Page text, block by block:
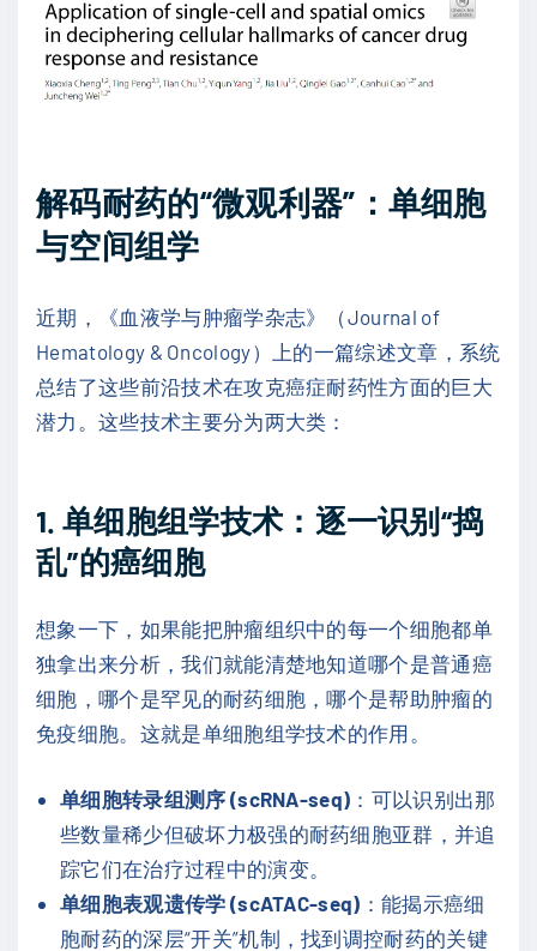
解码耐药的“微观利器”：单细胞
与空间组学
近期，《血液学与肿瘤学杂志》（Journal of
Hematology & Oncology）上的一篇综述文章，系统
总结了这些前沿技术在攻克癌症耐药性方面的巨大
潜力。这些技术主要分为两大类：
1. 单细胞组学技术：逐一识别“捣
乱”的癌细胞
想象一下，如果能把肿瘤组织中的每一个细胞都单
独拿出来分析，我们就能清楚地知道哪个是普通癌
细胞，哪个是罕见的耐药细胞，哪个是帮助肿瘤的
免疫细胞。这就是单细胞组学技术的作用。
单细胞转录组测序 (scRNA-seq) ：可以识别出那
些数量稀少但破坏力极强的耐药细胞亚群，并追
踪它们在治疗过程中的演变。
单细胞表观遗传学 (scATAC-seq) ：能揭示癌细
胞耐药的深层“开关”机制，找到调控耐药的关键